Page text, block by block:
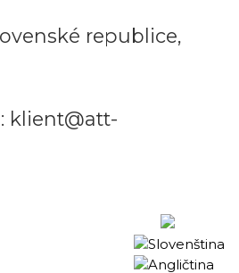
republice,
klient@att-